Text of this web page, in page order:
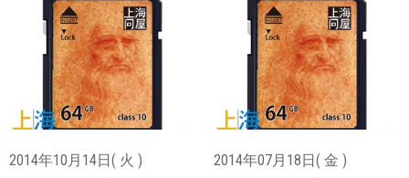
2014年10月14日( 火 ) 2014年07月18日( 金 )